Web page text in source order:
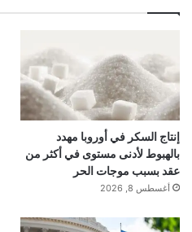
إنتاج السكر في أوروبا مهدد
بالهبوط لأدنى مستوى في أكثر من
عقد بسبب موجات الحر
أغسطس 8, 2026